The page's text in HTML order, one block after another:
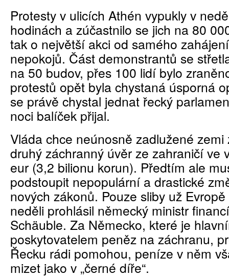
Protesty v ulicích Athén vypukly v
hodinách a zúčastnilo se jich na 80
tak o největší akci od samého
nepokojů. Část demonstrantů se
na 50 budov, přes 100 lidí bylo
protestů opět byla chystaná úsporná
se právě chystal jednat řecký
noci balíček přijal.
Vláda chce neúnosně zadlužené zemi
druhý záchranný úvěr ze zahraničí ve
eur (3,2 bilionu korun). Předtím ale
podstoupit nepopulární a drastické
nových zákonů. Pouze sliby už
neděli prohlásil německý ministr
Schäuble. Za Německo, které je
poskytovatelem peněz na záchranu,
Řecku rádi pomohou, peníze v něm
mizet jako v „černé díře“.